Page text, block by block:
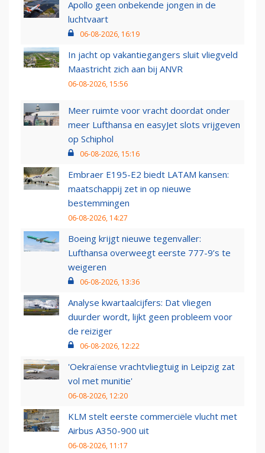
Apollo geen onbekende jongen in de
luchtvaart
06-08-2026, 16:19
In jacht op vakantiegangers sluit vliegveld
Maastricht zich aan bij ANVR
06-08-2026, 15:56
Meer ruimte voor vracht doordat onder
meer Lufthansa en easyJet slots vrijgeven
op Schiphol
06-08-2026, 15:16
Embraer E195-E2 biedt LATAM kansen:
maatschappij zet in op nieuwe
bestemmingen
06-08-2026, 14:27
Boeing krijgt nieuwe tegenvaller:
Lufthansa overweegt eerste 777-9’s te
weigeren
06-08-2026, 13:36
Analyse kwartaalcijfers: Dat vliegen
duurder wordt, lijkt geen probleem voor
de reiziger
06-08-2026, 12:22
'Oekraïense vrachtvliegtuig in Leipzig zat
vol met munitie'
06-08-2026, 12:20
KLM stelt eerste commerciële vlucht met
Airbus A350-900 uit
06-08-2026, 11:17